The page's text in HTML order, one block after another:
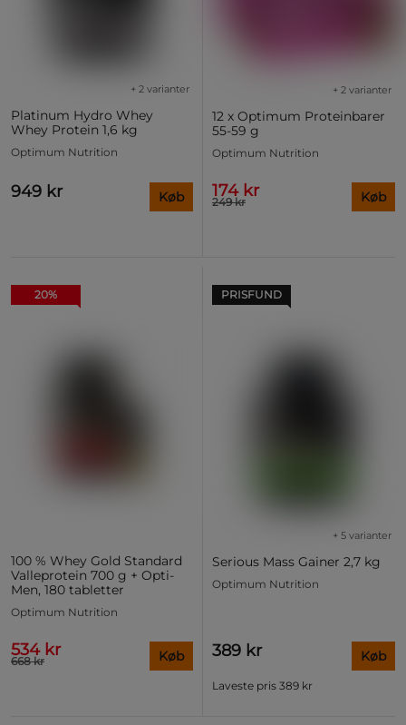
Platinum Hydro Whey
Whey Protein 1,6 kg
+ 2 varianter
Optimum Nutrition
949 kr Køb
12 x Optimum Proteinbarer
55-59 g
+ 2 varianter
Optimum Nutrition
174 kr
249 kr Køb
20%
100 % Whey Gold Standard
Valleprotein 700 g + Opti-
Men, 180 tabletter
Optimum Nutrition
534 kr
668 kr Køb
PRISFUND
Serious Mass Gainer 2,7 kg
+ 5 varianter
Optimum Nutrition
389 kr
Laveste pris 389 kr
Køb